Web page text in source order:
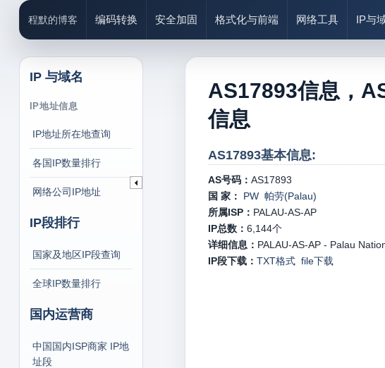
程默的博客 编码转换 安全加固 格式化与前端 网络工具 IP与
IP 与域名
IP地址信息
IP地址所在地查询
各国IP数量排行
网络公司IP地址
IP段排行
国家及地区IP段查询
全球IP数量排行
国内运营商
中国国内ISP商家 IP地
址段
AS17893信息，
信息
AS17893基本信息:
AS号码： AS17893
国 家：
PW 帕劳(Palau)
所属ISP： PALAU-AS-AP
IP总数： 6,144个
详细信息： PALAU-AS-AP - Palau
IP段下载： TXT格式 file下载